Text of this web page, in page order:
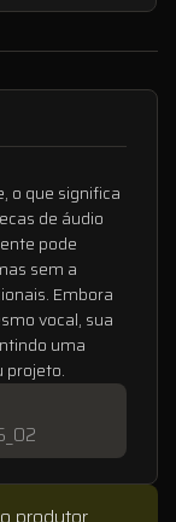
o que significa
de áudio
pode
sem a
Embora
vocal, sua
uma
projeto.